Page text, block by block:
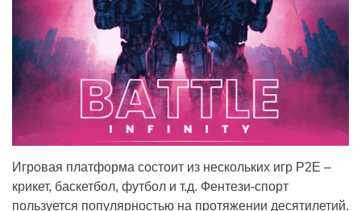
Игровая платформа состоит из нескольких игр P2E –
крикет, баскетбол, футбол и т.д. Фентези-спорт
пользуется популярностью на протяжении десятилетий.